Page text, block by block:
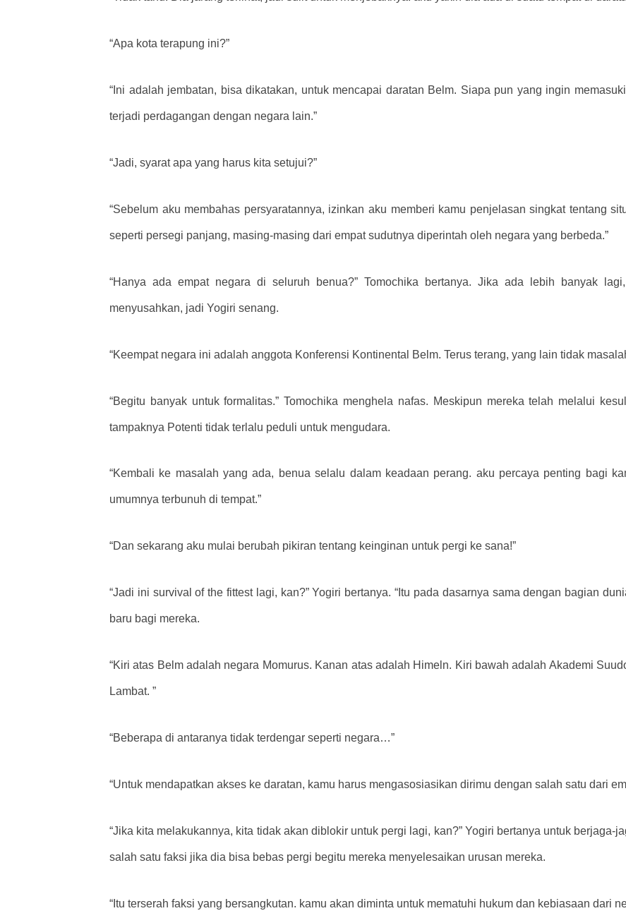
“Apa kota terapung ini?”
“Ini adalah jembatan, bisa dikatakan, untuk mencapai daratan Belm. Siapa pun yang ingin
terjadi perdagangan dengan negara lain.”
“Jadi, syarat apa yang harus kita setujui?”
“Sebelum aku membahas persyaratannya, izinkan aku memberi kamu penjelasan singkat tentang
seperti persegi panjang, masing-masing dari empat sudutnya diperintah oleh negara yang berbeda.”
“Hanya ada empat negara di seluruh benua?” Tomochika bertanya. Jika ada lebih banyak
menyusahkan, jadi Yogiri senang.
“Keempat negara ini adalah anggota Konferensi Kontinental Belm. Terus terang, yang lain tidak
“Begitu banyak untuk formalitas.” Tomochika menghela nafas. Meskipun mereka telah melalui
tampaknya Potenti tidak terlalu peduli untuk mengudara.
“Kembali ke masalah yang ada, benua selalu dalam keadaan perang. aku percaya penting bagi
umumnya terbunuh di tempat.”
“Dan sekarang aku mulai berubah pikiran tentang keinginan untuk pergi ke sana!”
“Jadi ini survival of the fittest lagi, kan?” Yogiri bertanya. “Itu pada dasarnya sama dengan bagian
baru bagi mereka.
“Kiri atas Belm adalah negara Momurus. Kanan atas adalah Himeln. Kiri bawah adalah Akademi
Lambat. ”
“Beberapa di antaranya tidak terdengar seperti negara…”
“Untuk mendapatkan akses ke daratan, kamu harus mengasosiasikan dirimu dengan salah satu dari
“Jika kita melakukannya, kita tidak akan diblokir untuk pergi lagi, kan?” Yogiri bertanya untuk berjaga-
salah satu faksi jika dia bisa bebas pergi begitu mereka menyelesaikan urusan mereka.
“Itu terserah faksi yang bersangkutan. kamu akan diminta untuk mematuhi hukum dan kebiasaan dari